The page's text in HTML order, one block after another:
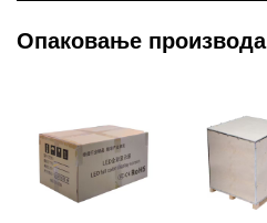
Опаковање производа